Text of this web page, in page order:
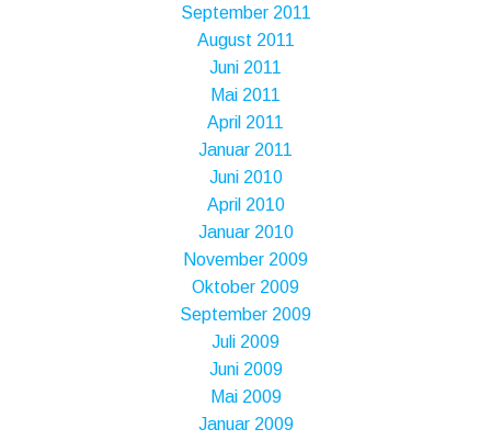
September 2011
August 2011
Juni 2011
Mai 2011
April 2011
Januar 2011
Juni 2010
April 2010
Januar 2010
November 2009
Oktober 2009
September 2009
Juli 2009
Juni 2009
Mai 2009
Januar 2009